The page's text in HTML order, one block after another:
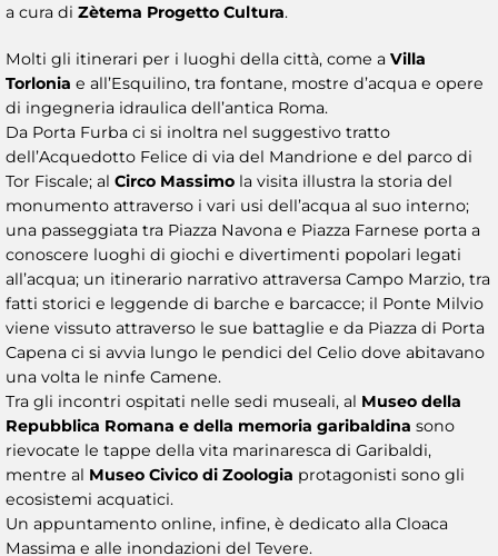
a cura di Zètema Progetto Cultura.
Molti gli itinerari per i luoghi della città, come a Villa
Torlonia e all’Esquilino, tra fontane, mostre d’acqua e opere
di ingegneria idraulica dell’antica Roma.
Da Porta Furba ci si inoltra nel suggestivo tratto
dell’Acquedotto Felice di via del Mandrione e del parco di
Tor Fiscale; al Circo Massimo la visita illustra la storia del
monumento attraverso i vari usi dell’acqua al suo interno;
una passeggiata tra Piazza Navona e Piazza Farnese porta a
conoscere luoghi di giochi e divertimenti popolari legati
all’acqua; un itinerario narrativo attraversa Campo Marzio, tra
fatti storici e leggende di barche e barcacce; il Ponte Milvio
viene vissuto attraverso le sue battaglie e da Piazza di Porta
Capena ci si avvia lungo le pendici del Celio dove abitavano
una volta le ninfe Camene.
Tra gli incontri ospitati nelle sedi museali, al Museo della
Repubblica Romana e della memoria garibaldina sono
rievocate le tappe della vita marinaresca di Garibaldi,
mentre al Museo Civico di Zoologia protagonisti sono gli
ecosistemi acquatici.
Un appuntamento online, infine, è dedicato alla Cloaca
Massima e alle inondazioni del Tevere.